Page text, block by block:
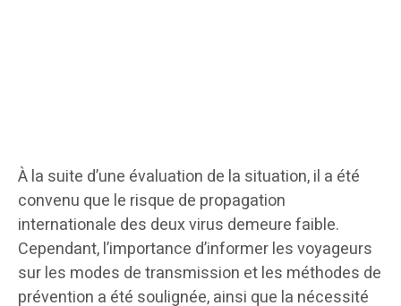
À la suite d’une évaluation de la situation, il a été
convenu que le risque de propagation
internationale des deux virus demeure faible.
Cependant, l’importance d’informer les voyageurs
sur les modes de transmission et les méthodes de
prévention a été soulignée, ainsi que la nécessité